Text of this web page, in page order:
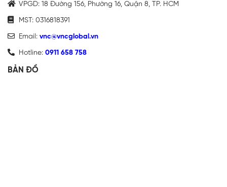
VPGD: 18 Đường 156, Phường 16, Quận 8, TP. HCM
MST: 0316818391
Email: vnc@vncglobal.vn
Hotline: 0911 658 758
BẢN ĐỒ